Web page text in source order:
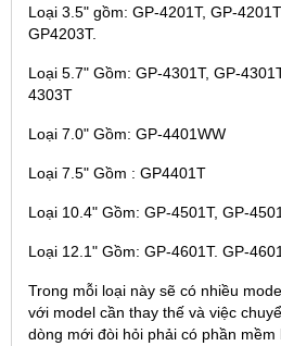
Loại 3.5" gồm: GP-4201T, GP-
GP4203T.
Loại 5.7" Gồm: GP-4301T, GP-
4303T
Loại 7.0" Gồm: GP-4401WW
Loại 7.5" Gồm : GP4401T
Loại 10.4" Gồm: GP-4501T, GP-
Loại 12.1" Gồm: GP-4601T. GP-
Trong mỗi loại này sẽ có nhiều
với model cần thay thế và việc
dòng mới đòi hỏi phải có phần